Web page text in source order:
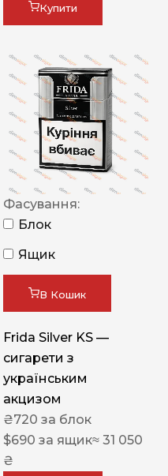
Купити
Фасування:
Блок
Ящик
В Кошик
Frida Silver KS —
сигарети з
українським
акцизом
₴720 за блок
$690 за ящик≈ 31 050
₴